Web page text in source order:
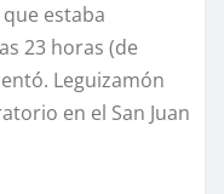
estaba
23 horas (de
Leguizamón
en el San Juan